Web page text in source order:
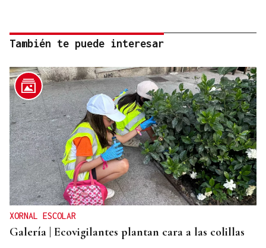
También te puede interesar
XORNAL ESCOLAR
Galería | Ecovigilantes plantan cara a las colillas